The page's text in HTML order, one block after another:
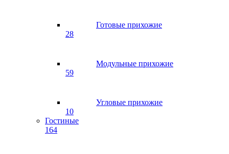
Готовые прихожие
28
Модульные прихожие
59
Угловые прихожие
10
Гостиные
164